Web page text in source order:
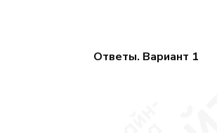
Ответы. Вариант 1